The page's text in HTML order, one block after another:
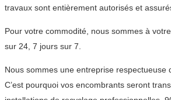
travaux sont entièrement autorisés et
Pour votre commodité, nous sommes à
sur 24, 7 jours sur 7.
Nous sommes une entreprise respectueuse
C’est pourquoi vos encombrants seront